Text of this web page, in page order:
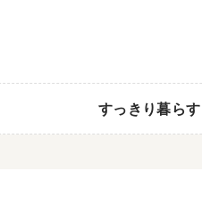
すっきり暮らす